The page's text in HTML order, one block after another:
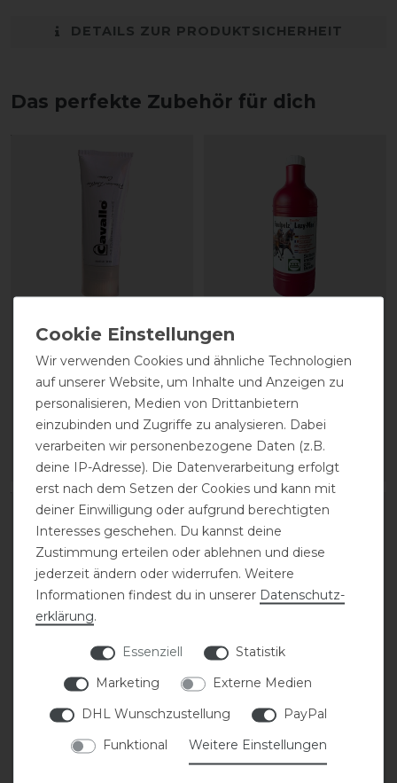
DETAILS ZUR PRODUKTSICHERHEIT
Das perfekte Zubehör für dich
CAVALLO Care Creme
Schuhcreme 75 ml
9,90 € *
| 132,00 € / Liter
ARTIKEL MERKEN
Stassek Equifix Faulpelz
Lederpflege easy-care
17,90 € *
Liter
ARTIKEL MERKEN
CAVALLO Care Creme
Schuhcreme 75 ml
Schuhcreme 75 ml
9,90 € *
Wir verwenden Cookies und ähnliche Technologien
auf unserer Website, um Inhalte und Anzeigen zu
personalisieren, Medien von Drittanbietern
einzubinden und Zugriffe zu analysieren. Dabei
verarbeiten wir personenbezogene Daten (z.B.
deine IP-Adresse). Die Datenverarbeitung erfolgt
erst nach dem Setzen der Cookies und kann mit
deiner Einwilligung oder aufgrund berechtigten
Interesses geschehen. Du kannst deine
Zustimmung erteilen oder ablehnen und diese
jederzeit ändern oder widerrufen. Weitere
Informationen findest du in unserer Daten­schutz­
erklärung.
Essenziell
Statistik
Marketing
Externe Medien
DHL Wunschzustellung
PayPal
Funktional
Weitere Einstellungen